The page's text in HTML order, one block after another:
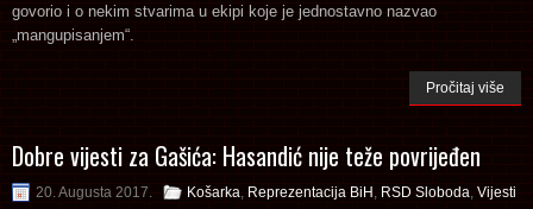
govorio i o nekim stvarima u ekipi koje je jednostavno nazvao
„mangupisanjem“.
Pročitaj više
Dobre vijesti za Gašića: Hasandić nije teže povrijeđen
20. Augusta 2017. Košarka Reprezentacija BiH RSD Sloboda Vijesti